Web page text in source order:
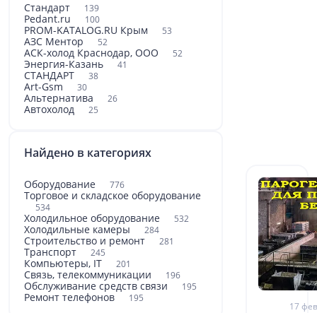
Стандарт 139
Pedant.ru 100
PROM-KATALOG.RU Крым 53
АЗС Ментор 52
АСК-холод Краснодар, ООО 52
Энергия-Казань 41
СТАНДАРТ 38
Art-Gsm 30
Альтернатива 26
Автохолод 25
Найдено в категориях
Оборудование 776
Торговое и складское оборудование
534
Холодильное оборудование 532
Холодильные камеры 284
Строительство и ремонт 281
Транспорт 245
Компьютеры, IT 201
Связь, телекоммуникации 196
Обслуживание средств связи 195
Ремонт телефонов 195
17